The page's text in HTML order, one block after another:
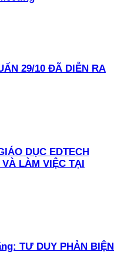
29/10 ĐÃ DIỄN RA
DỤC EDTECH
LÀM VIỆC TẠI
TƯ DUY PHẢN BIỆN